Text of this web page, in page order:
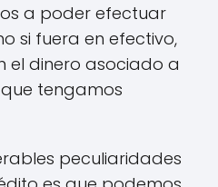
a poder efectuar
si fuera en efectivo,
dinero asociado a
tengamos
peculiaridades